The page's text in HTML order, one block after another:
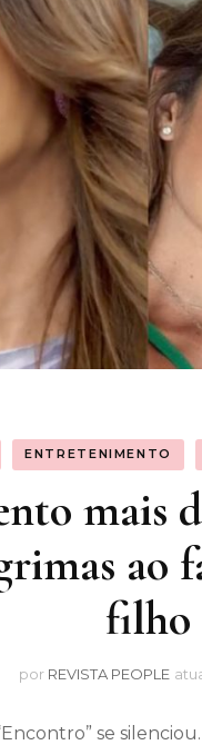
ENTRETENIMENTO
mais
ao
filho
por REVISTA PEOPLE
se